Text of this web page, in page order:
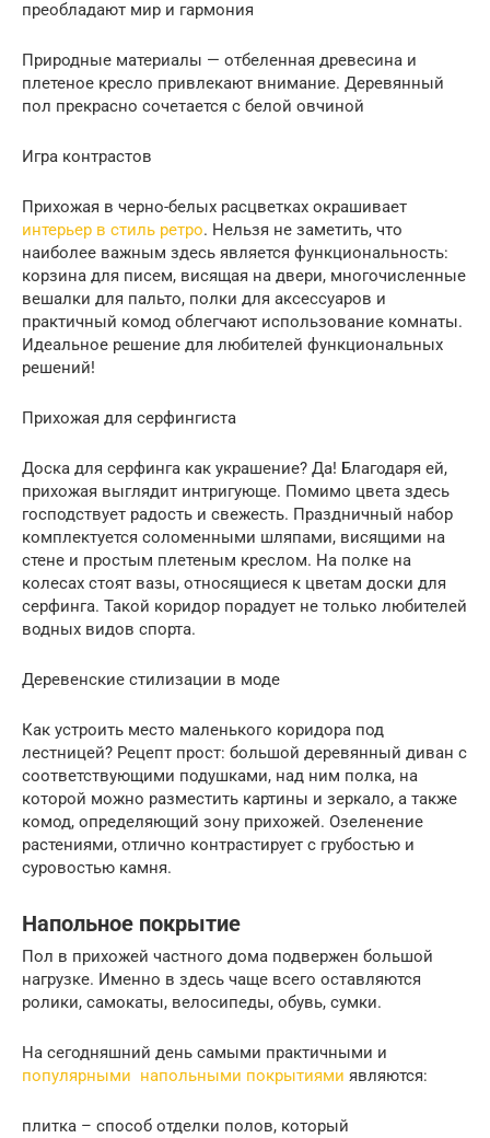
преобладают мир и гармония
Природные материалы — отбеленная древесина и
плетеное кресло привлекают внимание. Деревянный
пол прекрасно сочетается с белой овчиной
Игра контрастов
Прихожая в черно-белых расцветках окрашивает
интерьер в стиль ретро. Нельзя не заметить, что
наиболее важным здесь является функциональность:
корзина для писем, висящая на двери, многочисленные
вешалки для пальто, полки для аксессуаров и
практичный комод облегчают использование комнаты.
Идеальное решение для любителей функциональных
решений!
Прихожая для серфингиста
Доска для серфинга как украшение? Да! Благодаря ей,
прихожая выглядит интригующе. Помимо цвета здесь
господствует радость и свежесть. Праздничный набор
комплектуется соломенными шляпами, висящими на
стене и простым плетеным креслом. На полке на
колесах стоят вазы, относящиеся к цветам доски для
серфинга. Такой коридор порадует не только любителей
водных видов спорта.
Деревенские стилизации в моде
Как устроить место маленького коридора под
лестницей? Рецепт прост: большой деревянный диван с
соответствующими подушками, над ним полка, на
которой можно разместить картины и зеркало, а также
комод, определяющий зону прихожей. Озеленение
растениями, отлично контрастирует с грубостью и
суровостью камня.
Напольное покрытие
Пол в прихожей частного дома подвержен большой
нагрузке. Именно в здесь чаще всего оставляются
ролики, самокаты, велосипеды, обувь, сумки.
На сегодняшний день самыми практичными и
популярными напольными покрытиями являются:
плитка – способ отделки полов, который